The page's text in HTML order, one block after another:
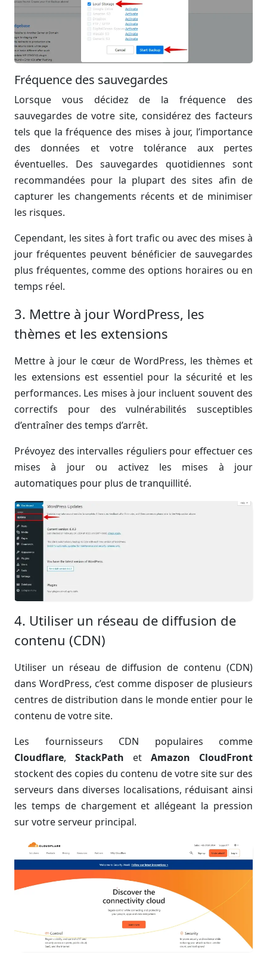
Fréquence des sauvegardes
Lorsque vous décidez de la fréquence des
sauvegardes de votre site, considérez des facteurs
tels que la fréquence des mises à jour, l’importance
des données et votre tolérance aux pertes
éventuelles. Des sauvegardes quotidiennes sont
recommandées pour la plupart des sites afin de
capturer les changements récents et de minimiser
les risques.
Cependant, les sites à fort trafic ou avec des mises à
jour fréquentes peuvent bénéficier de sauvegardes
plus fréquentes, comme des options horaires ou en
temps réel.
3. Mettre à jour WordPress, les
thèmes et les extensions
Mettre à jour le cœur de WordPress, les thèmes et
les extensions est essentiel pour la sécurité et les
performances. Les mises à jour incluent souvent des
correctifs pour des vulnérabilités susceptibles
d’entraîner des temps d’arrêt.
Prévoyez des intervalles réguliers pour effectuer ces
mises à jour ou activez les mises à jour
automatiques pour plus de tranquillité.
4. Utiliser un réseau de diffusion de
contenu (CDN)
Utiliser un réseau de diffusion de contenu (CDN)
dans WordPress, c’est comme disposer de plusieurs
centres de distribution dans le monde entier pour le
contenu de votre site.
Les fournisseurs CDN populaires comme
Cloudflare, StackPath et Amazon CloudFront
stockent des copies du contenu de votre site sur des
serveurs dans diverses localisations, réduisant ainsi
les temps de chargement et allégeant la pression
sur votre serveur principal.